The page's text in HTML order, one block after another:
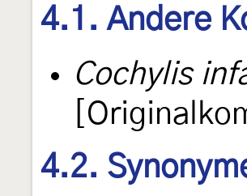
4.1. Andere
Cochylis
4.2.